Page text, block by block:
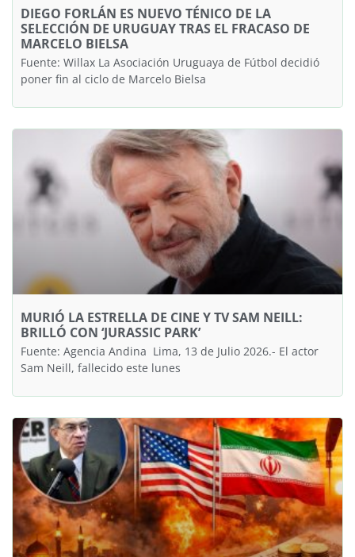
DIEGO FORLÁN ES NUEVO TÉNICO DE LA
SELECCIÓN DE URUGUAY TRAS EL FRACASO DE
MARCELO BIELSA
Fuente: Willax La Asociación Uruguaya de Fútbol decidió
poner fin al ciclo de Marcelo Bielsa
MURIÓ LA ESTRELLA DE CINE Y TV SAM NEILL:
BRILLÓ CON ‘JURASSIC PARK’
Fuente: Agencia Andina Lima, 13 de Julio 2026.- El actor
Sam Neill, fallecido este lunes